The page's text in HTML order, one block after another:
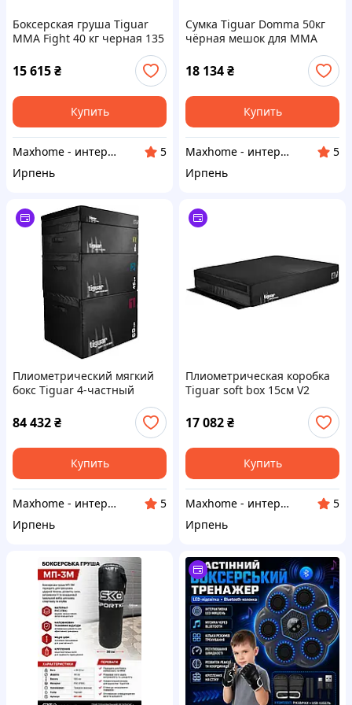
Боксерская груша Tiguar
MMA Fight 40 кг черная 135
15 615₴
Купить
Maxhome - интернет магазин
5
Ирпень
Сумка Tiguar Domma 50кг
чёрная мешок для MMA
18 134₴
Купить
Maxhome - интернет магазин
5
Ирпень
Плиометрический мягкий
бокс Tiguar 4-частный
84 432₴
Купить
Maxhome - интернет магазин
5
Ирпень
Плиометрическая коробка
Tiguar soft box 15см V2
17 082₴
Купить
Maxhome - интернет магазин
5
Ирпень